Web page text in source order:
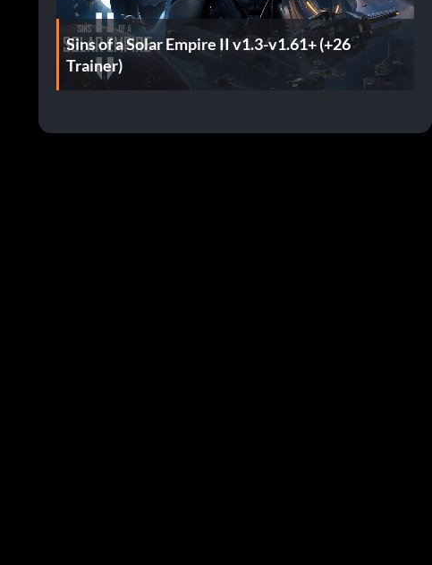
Sins of a Solar Empire II v1.3-v1.61+ (+26
Trainer)